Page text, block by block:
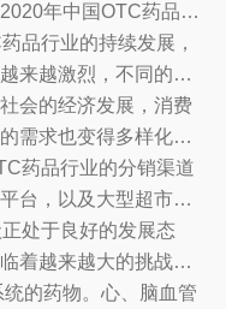
年中国OTC药品的
增长近10%，同比增
行业的持续发展，
来越激烈，不同的企
设，推出更多的新产
会的经济发展，消费
需求也变得多样化，
，消费者群体也越来
。
药品行业的分销渠道
台，以及大型超市、
销渠道，为消费者提
处于良好的发展态
着越来越大的挑战，
市场机遇，建立品牌
的药物。心、脑血管